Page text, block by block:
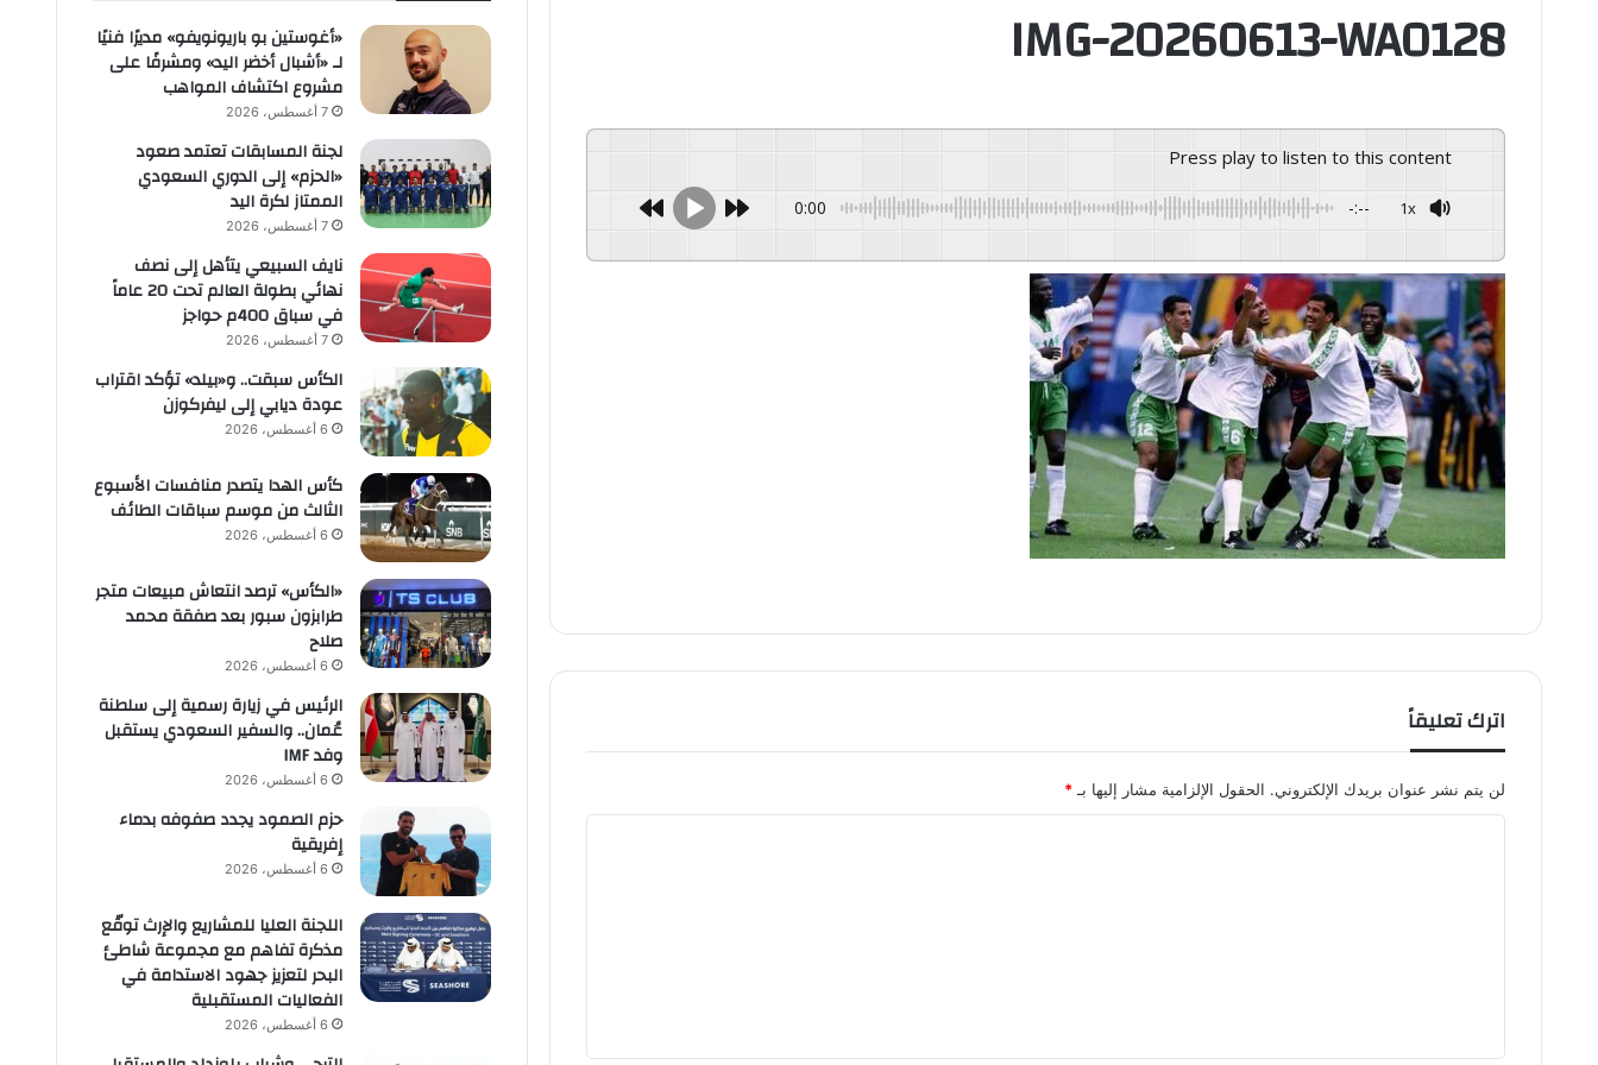
IMG-20260613-WA0128
Press play to listen to this content
0:00 -:-- 1x
اترك تعليقاً
لن يتم نشر عنوان بريدك الإلكتروني. الحقول الإلزامية مشار إليها بـ *
«أغوستين بو باريونويفو» مديرًا فنيًا
لـ «أشبال أخضر اليد» ومشرفًا على
مشروع اكتشاف المواهب
7 أغسطس، 2026
لجنة المسابقات تعتمد صعود
«الحزم» إلى الدوري السعودي
الممتاز لكرة اليد
7 أغسطس، 2026
نايف السبيعي يتأهل إلى نصف
نهائي بطولة العالم تحت 20 عاماً
في سباق 400م حواجز
7 أغسطس، 2026
الكأس سبقت.. و«بيلد» تؤكد اقتراب
عودة ديابي إلى ليفركوزن
6 أغسطس، 2026
كأس الهدا يتصدر منافسات الأسبوع
الثالث من موسم سباقات الطائف
6 أغسطس، 2026
«الكأس» ترصد انتعاش مبيعات متجر
طرابزون سبور بعد صفقة محمد
صلاح
6 أغسطس، 2026
الرئيس في زيارة رسمية إلى سلطنة
عُمان.. والسفير السعودي يستقبل
وفد IMF
6 أغسطس، 2026
حزم الصمود يجدد صفوفه بدماء
إفريقية
6 أغسطس، 2026
اللجنة العليا للمشاريع والإرث توقّع
مذكرة تفاهم مع مجموعة شاطئ
البحر لتعزيز جهود الاستدامة في
الفعاليات المستقبلية
6 أغسطس، 2026